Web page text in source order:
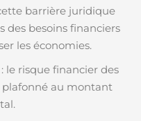
barrière juridique
des besoins financiers
les économies.
: le risque financier des
plafonné au montant